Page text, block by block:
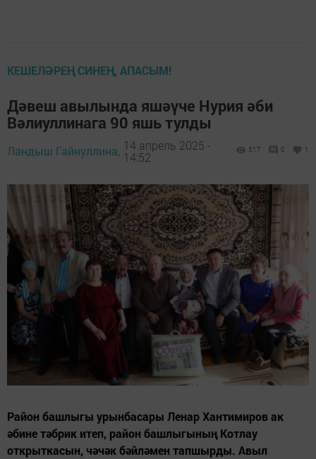
КЕШЕЛӘРЕҢ СИНЕҢ, АПАСЫМ!
Дәвеш авылында яшәүче Нурия әби
Вәлиуллинага 90 яшь тулды
Ландыш Гайнуллина, 14 апрель 2025 -
14:52
517 0 1
Район башлыгы урынбасары Ленар Хантимиров ак
әбине тәбрик итеп, район башлыгының Котлау
открыткасын, чәчәк бәйләмен тапшырды. Авыл